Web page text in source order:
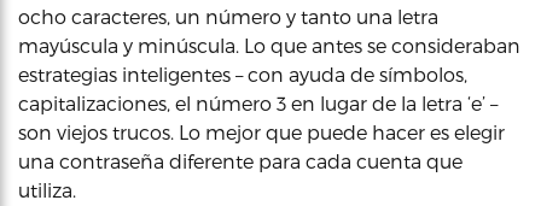
ocho caracteres, un número y tanto una letra
mayúscula y minúscula. Lo que antes se consideraban
estrategias inteligentes – con ayuda de símbolos,
capitalizaciones, el número 3 en lugar de la letra ‘e’ –
son viejos trucos. Lo mejor que puede hacer es elegir
una contraseña diferente para cada cuenta que
utiliza.